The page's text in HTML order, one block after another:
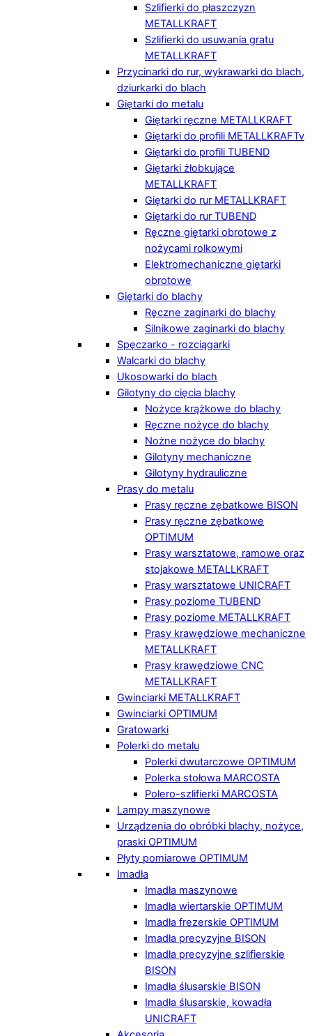
Szlifierki do płaszczyzn
METALLKRAFT
Szlifierki do usuwania gratu
METALLKRAFT
Przycinarki do rur, wykrawarki do blach,
dziurkarki do blach
Giętarki do metalu
Giętarki ręczne METALLKRAFT
Giętarki do profili METALLKRAFTv
Giętarki do profili TUBEND
Giętarki żłobkujące
METALLKRAFT
Giętarki do rur METALLKRAFT
Giętarki do rur TUBEND
Ręczne giętarki obrotowe z
nożycami rolkowymi
Elektromechaniczne giętarki
obrotowe
Giętarki do blachy
Ręczne zaginarki do blachy
Silnikowe zaginarki do blachy
Spęczarko - rozciągarki
Walcarki do blachy
Ukosowarki do blach
Gilotyny do cięcia blachy
Nożyce krążkowe do blachy
Ręczne nożyce do blachy
Nożne nożyce do blachy
Gilotyny mechaniczne
Gilotyny hydrauliczne
Prasy do metalu
Prasy ręczne zębatkowe BISON
Prasy ręczne zębatkowe
OPTIMUM
Prasy warsztatowe, ramowe oraz
stojakowe METALLKRAFT
Prasy warsztatowe UNICRAFT
Prasy poziome TUBEND
Prasy poziome METALLKRAFT
Prasy krawędziowe mechaniczne
METALLKRAFT
Prasy krawędziowe CNC
METALLKRAFT
Gwinciarki METALLKRAFT
Gwinciarki OPTIMUM
Gratowarki
Polerki do metalu
Polerki dwutarczowe OPTIMUM
Polerka stołowa MARCOSTA
Polero-szlifierki MARCOSTA
Lampy maszynowe
Urządzenia do obróbki blachy, nożyce,
praski OPTIMUM
Płyty pomiarowe OPTIMUM
Imadła
Imadła maszynowe
Imadła wiertarskie OPTIMUM
Imadła frezerskie OPTIMUM
Imadła precyzyjne BISON
Imadła precyzyjne szlifierskie
BISON
Imadła ślusarskie BISON
Imadła ślusarskie, kowadła
UNICRAFT